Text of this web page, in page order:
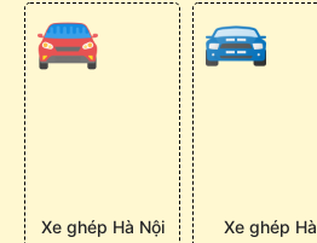
Xe ghép Hà Nội
Xe ghép Hà